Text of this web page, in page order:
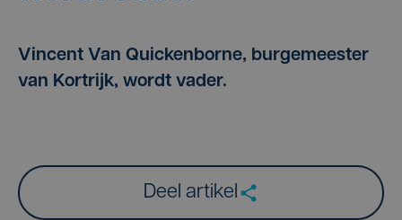
Vincent Van Quickenborne, burgemeester
van Kortrijk, wordt vader.
Deel artikel